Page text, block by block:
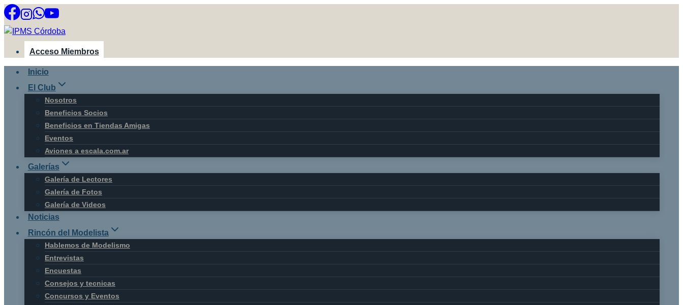
Saltar
al
contenido
Acceso Miembros
Inicio
El Club
Nosotros
Beneficios Socios
Beneficios en Tiendas Amigas
Eventos
Aviones a escala.com.ar
Galerías
Galería de Lectores
Galería de Fotos
Galería de Videos
Noticias
Rincón del Modelista
Hablemos de Modelismo
Entrevistas
Encuestas
Consejos y tecnicas
Concursos y Eventos